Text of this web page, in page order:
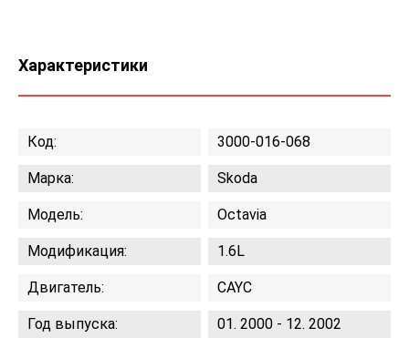
Характеристики
Код: 3000-016-068
Марка: Skoda
Модель: Octavia
Модификация: 1.6L
Двигатель: CAYC
Год выпуска: 01. 2000 - 12. 2002